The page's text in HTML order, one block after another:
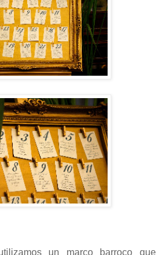
un marco barroco que